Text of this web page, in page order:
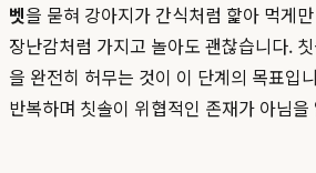
벳을 묻혀 강아지가 간식처럼 핥아 먹게
장난감처럼 가지고 놀아도 괜찮습니다.
을 완전히 허무는 것이 이 단계의 목표입
반복하며 칫솔이 위협적인 존재가 아님